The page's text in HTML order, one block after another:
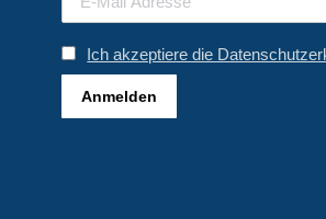
Ich akzeptiere die